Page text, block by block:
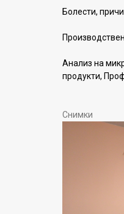
Болести,
Анализ на
продукти,
Снимки